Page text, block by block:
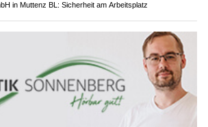
in Muttenz BL: Sicherheit am Arbeitsplatz